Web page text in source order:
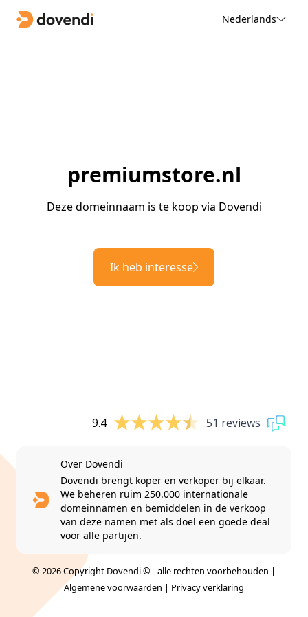
Nederlands
premiumstore.nl
Deze domeinnaam is te koop via Dovendi
Ik heb interesse
9.4 51 reviews
Over Dovendi
Dovendi brengt koper en verkoper bij elkaar.
We beheren ruim 250.000 internationale
domeinnamen en bemiddelen in de verkoop
van deze namen met als doel een goede deal
voor alle partijen.
© 2026 Copyright Dovendi © - alle rechten voorbehouden |
Algemene voorwaarden | Privacy verklaring